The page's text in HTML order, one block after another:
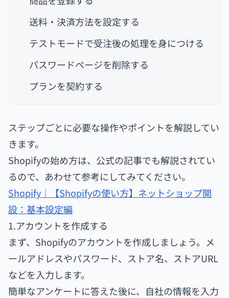
送料・決済方法を設定する
テストモードで受注後の処理を身につける
パスワードページを削除する
プランを契約する
ステップごとに必要な操作やポイントを解説してい
きます。
Shopifyの始め方は、公式の記事でも解説されてい
るので、あわせて参考にしてみてください。
Shopify｜【Shopifyの使い方】ネットショップ開
設：基本設定編
1.アカウントを作成する
まず、Shopifyのアカウントを作成しましょう。メ
ールアドレスやパスワード、ストア名、ストアURL
などを入力します。
簡単なアンケートに答えた後に、自社の情報を入力